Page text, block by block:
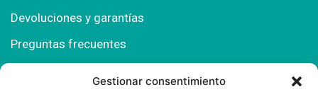
Gestionar consentimiento
Devoluciones y garantías
Preguntas frecuentes